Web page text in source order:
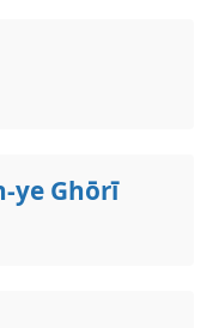
ye Ghōrī